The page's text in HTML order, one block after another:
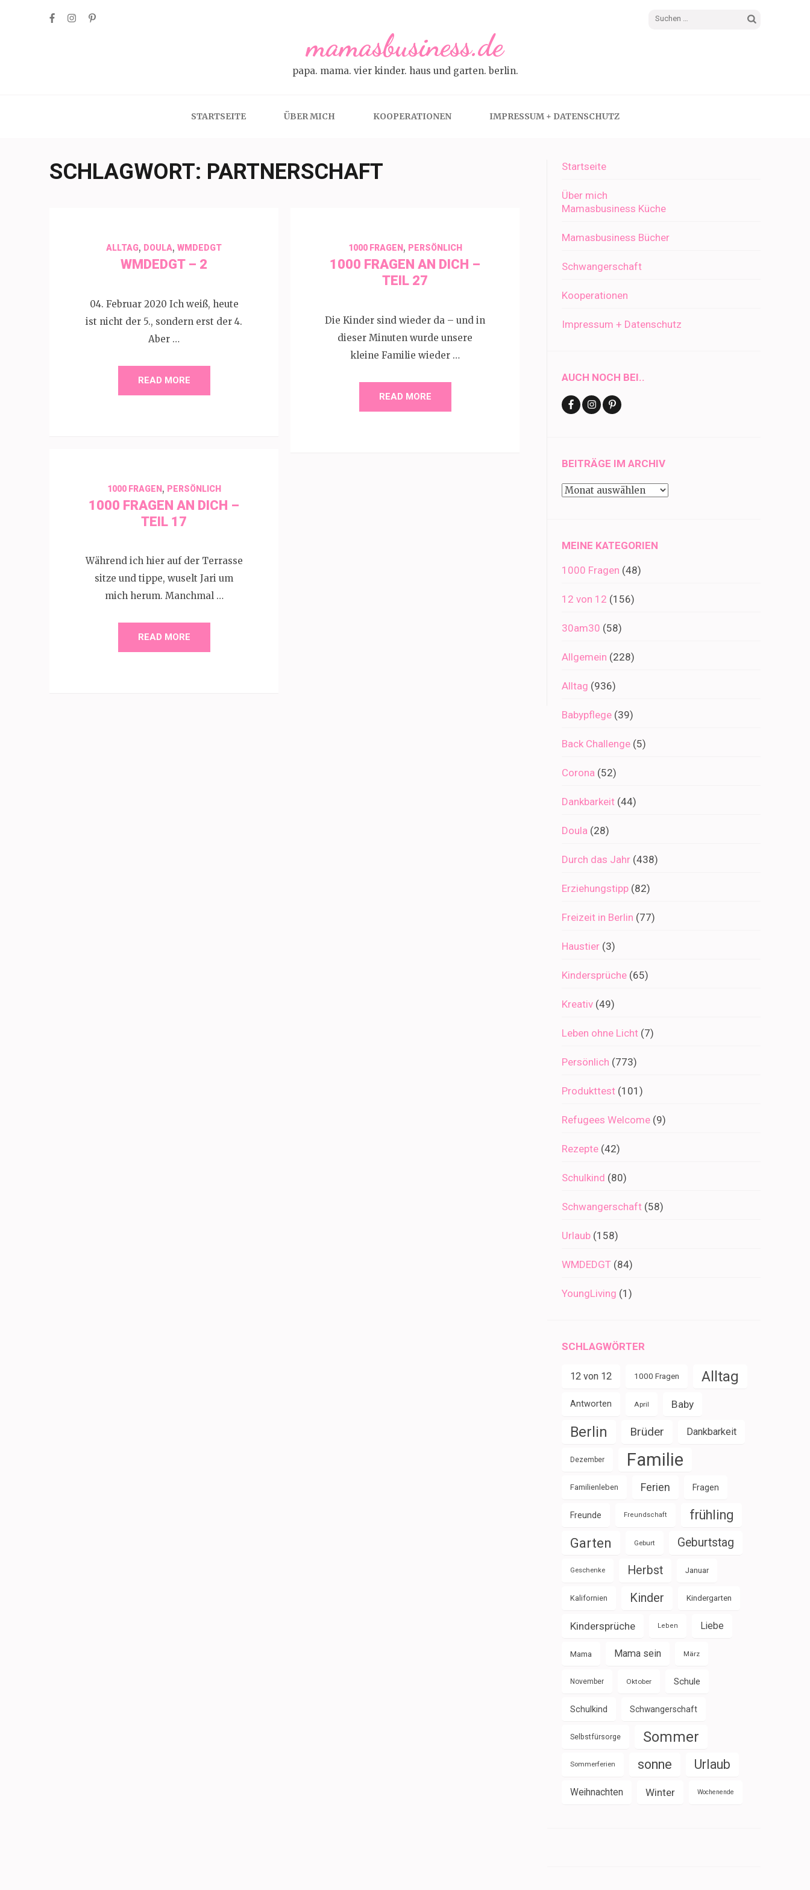
Suchen
mamasbusiness.de
papa. mama. vier kinder. haus und garten. berlin.
STARTSEITE ÜBER MICH KOOPERATIONEN IMPRESSUM + DATENSCHUTZ
SCHLAGWORT: PARTNERSCHAFT
ALLTAG, DOULA, WMDEDGT
WMDEDGT – 2
04. Februar 2020 Ich weiß, heute
ist nicht der 5., sondern erst der 4.
Aber …
READ MORE
1000 FRAGEN, PERSÖNLICH
1000 FRAGEN AN DICH –
TEIL 27
Die Kinder sind wieder da – und in
dieser Minuten wurde unsere
kleine Familie wieder …
READ MORE
1000 FRAGEN, PERSÖNLICH
1000 FRAGEN AN DICH –
TEIL 17
Während ich hier auf der Terrasse
sitze und tippe, wuselt Jari um
mich herum. Manchmal …
READ MORE
Startseite
Über mich
Mamasbusiness Küche
Mamasbusiness Bücher
Schwangerschaft
Kooperationen
Impressum + Datenschutz
AUCH NOCH BEI..
BEITRÄGE IM ARCHIV
Beiträge
MEINE KATEGORIEN
1000 Fragen (48)
12 von 12 (156)
30am30 (58)
Allgemein (228)
Alltag (936)
Babypflege (39)
Back Challenge (5)
Corona (52)
Dankbarkeit (44)
Doula (28)
Durch das Jahr (438)
Erziehungstipp (82)
Freizeit in Berlin (77)
Haustier (3)
Kindersprüche (65)
Kreativ (49)
Leben ohne Licht (7)
Persönlich (773)
Produkttest (101)
Refugees Welcome (9)
Rezepte (42)
Schulkind (80)
Schwangerschaft (58)
Urlaub (158)
WMDEDGT (84)
YoungLiving (1)
SCHLAGWÖRTER
12 von 12 1000 Fragen Alltag
Antworten April Baby
Berlin Brüder Dankbarkeit
Dezember Familie
Familienleben Ferien Fragen
Freunde Freundschaft frühling
Garten Geburt Geburtstag
Geschenke Herbst Januar
Kalifornien Kinder Kindergarten
Kindersprüche Leben Liebe
Mama Mama sein März
November Oktober Schule
Schulkind Schwangerschaft
Selbstfürsorge Sommer
Sommerferien sonne Urlaub
Weihnachten Winter Wochenende